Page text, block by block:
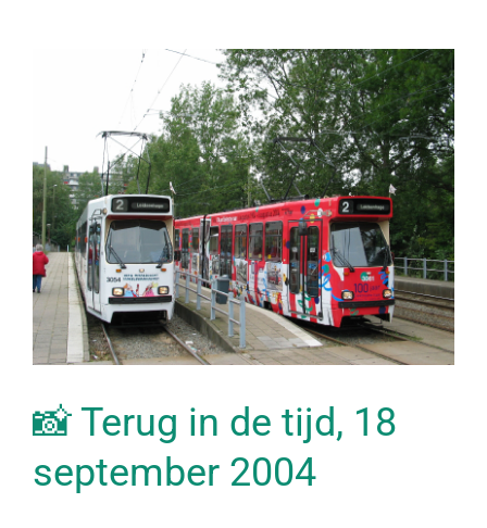
📸 Terug in de tijd, 18
september 2004